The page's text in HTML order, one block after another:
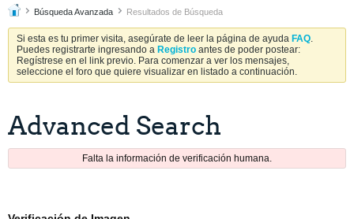
Búsqueda Avanzada Resultados de Búsqueda
Si esta es tu primer visita, asegúrate de leer la página de ayuda FAQ.
Puedes registrarte ingresando a Registro antes de poder postear:
Regístrese en el link previo. Para comenzar a ver los mensajes,
seleccione el foro que quiere visualizar en listado a continuación.
Advanced Search
Falta la información de verificación humana.